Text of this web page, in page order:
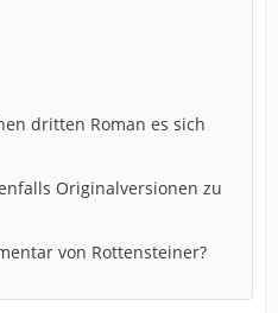
dritten Roman es sich
Originalversionen zu
von Rottensteiner?